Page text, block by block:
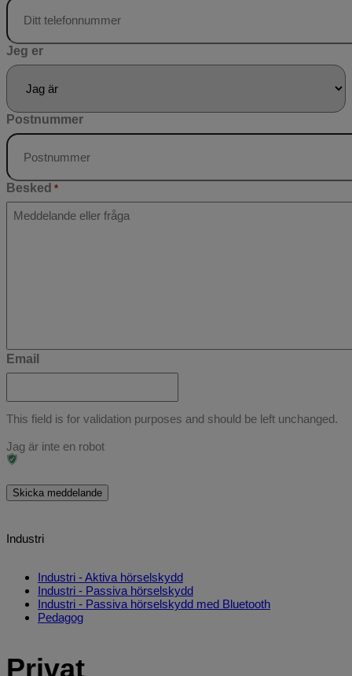
Jeg er
Postnummer
Besked *
Email
This field is for validation purposes and should be left unchanged.
Jag är inte en robot
Skicka meddelande
Industri
Industri - Aktiva hörselskydd
Industri - Passiva hörselskydd
Industri - Passiva hörselskydd med Bluetooth
Pedagog
Privat